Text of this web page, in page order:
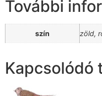
További
szín zöld,
Kapcsolódó